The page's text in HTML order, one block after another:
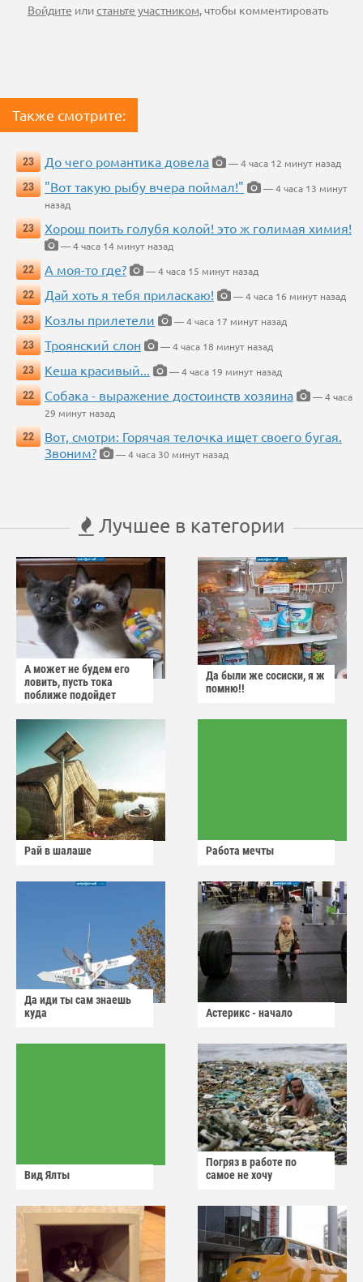
Войдите илистаньте участником, чтобы комментировать
Также смотрите:
23 До чего романтика довела
— 4 часа 12 минут назад
23
"Вот такую рыбу вчера поймал!"
— 4 часа 13 минут
назад
23
Хорош поить голубя колой! это ж голимая химия!
— 4 часа 14 минут назад
22
А моя-то где?
— 4 часа 15 минут назад
22
Дай хоть я тебя приласкаю!
— 4 часа 16 минут назад
23
Козлы прилетели
— 4 часа 17 минут назад
23
Троянский слон
— 4 часа 18 минут назад
23
Кеша красивый...
— 4 часа 19 минут назад
22
Собака - выражение достоинств хозяина
— 4 часа
29 минут назад
22
Вот, смотри: Горячая телочка ищет своего бугая.
Звоним?
— 4 часа 30 минут назад
Лучшее в категории
А может не будем его
ловить, пусть тока
поближе подойдет
Да были же сосиски, я ж
помню!!
Рай в шалаше Работа мечты
Да иди ты сам знаешь
куда
Астерикс - начало
Вид Ялты
Погряз в работе по
самое не хочу